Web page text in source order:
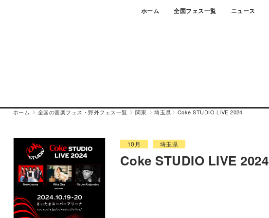
ホーム 全国フェス一覧 ニュース
ホーム 全国の音楽フェス・野外フェス一覧 関東 埼玉県 Coke STUDIO LIVE 2024
10月 埼玉県
Coke STUDIO LIVE 2024